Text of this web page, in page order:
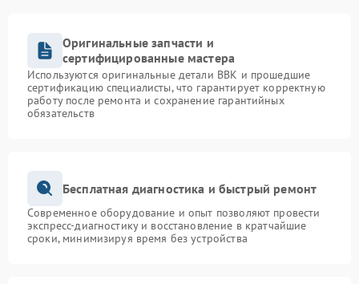
Оригинальные запчасти и
сертифицированные мастера
Используются оригинальные детали BBK и прошедшие
сертификацию специалисты, что гарантирует корректную
работу после ремонта и сохранение гарантийных
обязательств
Бесплатная диагностика и быстрый ремонт
Современное оборудование и опыт позволяют провести
экспресс-диагностику и восстановление в кратчайшие
сроки, минимизируя время без устройства